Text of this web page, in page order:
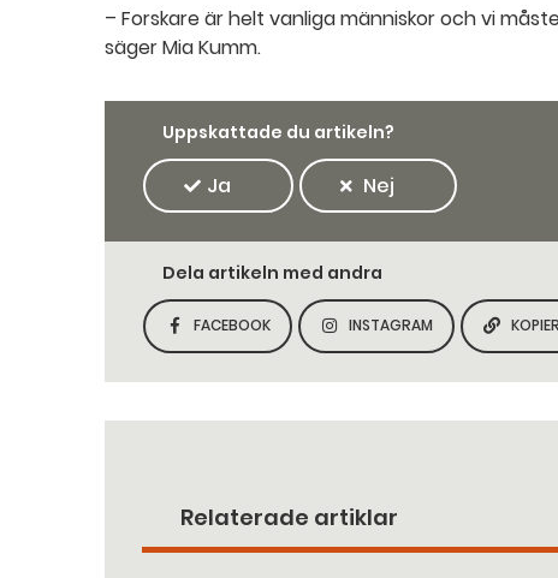
– Forskare är helt vanliga människor och vi
säger Mia Kumm.
Uppskattade du artikeln?
Ja Nej
Dela artikeln med andra
DELA SIDAN PÅ
FACEBOOK
DELA SIDAN PÅ
INSTAGRAM
Relaterade artiklar